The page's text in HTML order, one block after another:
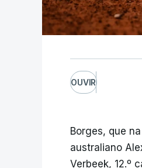
OUVIR
Borges, que
australiano
Verbeek, 12.º